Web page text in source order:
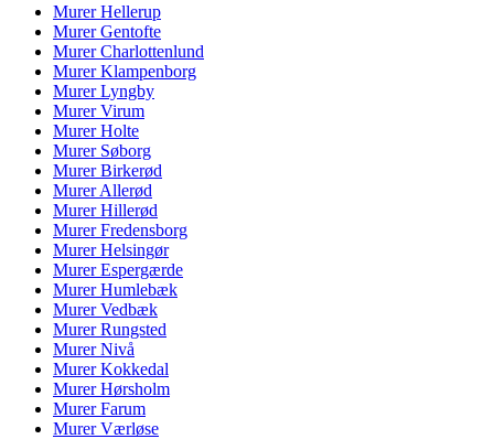
MurerHellerup
MurerGentofte
MurerCharlottenlund
MurerKlampenborg
MurerLyngby
MurerVirum
MurerHolte
Murer Søborg
MurerBirkerød
MurerAllerød
MurerHillerød
MurerFredensborg
MurerHelsingør
MurerEspergærde
MurerHumlebæk
MurerVedbæk
MurerRungsted
MurerNivå
MurerKokkedal
MurerHørsholm
MurerFarum
MurerVærløse